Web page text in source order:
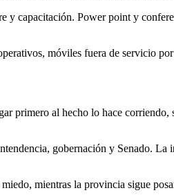
capacitación. Power point y
móviles fuera de servicio
primero al hecho lo hace corriendo,
gobernación y Senado. La
mientras la provincia sigue